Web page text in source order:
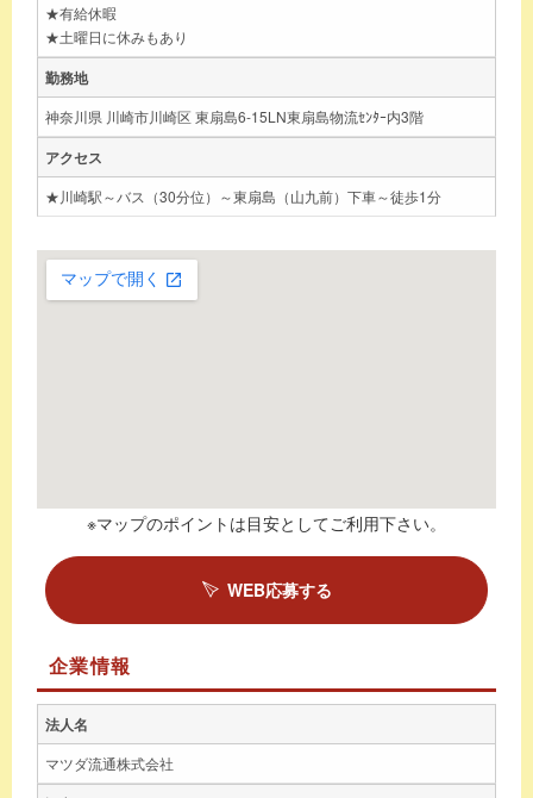
★有給休暇
★土曜日に休みもあり
勤務地
神奈川県 川崎市川崎区 東扇島6-15LN東扇島物流ｾﾝﾀｰ内3階
アクセス
★川崎駅～バス（30分位）～東扇島（山九前）下車～徒歩1分
※マップのポイントは目安としてご利用下さい。
WEB応募する
企業情報
法人名
マツダ流通株式会社